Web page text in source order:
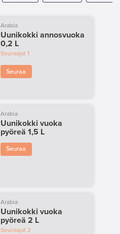
Arabia
Uunikokki annosvuoka
0,2 L
Seuraajat1
Seuraa
Arabia
Uunikokki vuoka
pyöreä 1,5 L
Seuraa
Arabia
Uunikokki vuoka
pyöreä 2 L
Seuraajat 2